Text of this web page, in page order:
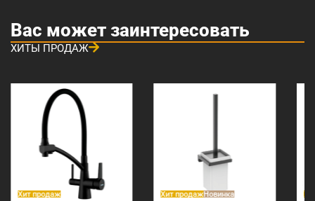
Вас может заинтересовать
ХИТЫ ПРОДАЖ
Хит продаж Хит продажНовинка